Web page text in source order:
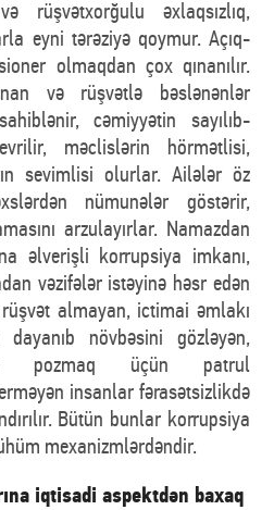
rüşvətxorğulu əxlaqsızlıq,
eyni tərəziyə qoymur. Açıq-
olmaqdan çox qınanılır.
və rüşvətlə bəslənənlər
cəmiyyətin sayılıb-
məclislərin hörmətlisi,
sevimlisi olurlar. Ailələr öz
nümunələr göstərir,
arzulayırlar. Namazdan
əlverişli korrupsiya imkanı,
vəzifələr istəyinə həsr edən
almayan, ictimai əmlakı
dayanıb növbəsini gözləyən,
pozmaq üçün patrul
insanlar fərasətsizlikdə
Bütün bunlar korrupsiya
mexanizmlərdəndir.
iqtisadi aspektdən baxaq